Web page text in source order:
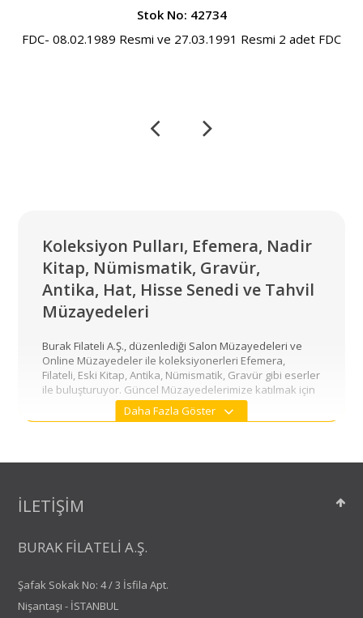
Stok No: 42734
FDC- 08.02.1989 Resmi ve 27.03.1991 Resmi 2 adet FDC
Koleksiyon Pulları, Efemera, Nadir
Kitap, Nümismatik, Gravür,
Antika, Hat, Hisse Senedi ve Tahvil
Müzayedeleri
Burak Filateli A.Ş., düzenlediği Salon Müzayedeleri ve
Online Müzayedeler ile koleksiyonerleri Efemera,
Filateli, Eski Kitap, Antika, Nümismatik, Gravür gibi eserler
ile buluşturuyor. Güncel Müzayedelerimize katılmak için
sitemize ve bültenimize üye olabilir ve bizi sosyal
medyadan takip edebilirsiniz.
Salon Müzayedeleri
Burak Filateli A.Ş., 1981’den beri İstanbul’da faaliyet
gösteren müzayede evlerindendir.
Online Antika, Efemera ve Filateli Alışverişi
eserleri hızlı ve güvenilir bir şekilde satın alabilir ve kredi
kartı ile ödeme yapabilirsiniz.
Daha Fazla Göster
İLETİŞİM
BURAK FİLATELİ A.Ş.
Şafak Sokak No: 4 / 3 İsfila Apt.
Nişantaşı - İSTANBUL